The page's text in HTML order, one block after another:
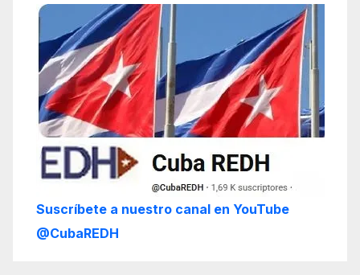
Suscríbete a nuestro canal en YouTube
@CubaREDH